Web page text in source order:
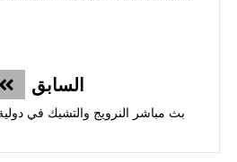
السابق
بث مباشر النرويج والتشيك في دولية